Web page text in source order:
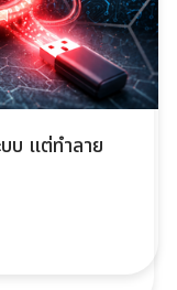
บ แต่ทำลาย